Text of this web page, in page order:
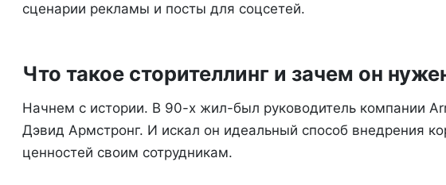
сценарии рекламы и посты для соцсетей.
Что такое сторителлинг и зачем он
Начнем с истории. В 90-х жил-был руководитель компании
Дэвид Армстронг. И искал он идеальный способ внедрения
ценностей своим сотрудникам.